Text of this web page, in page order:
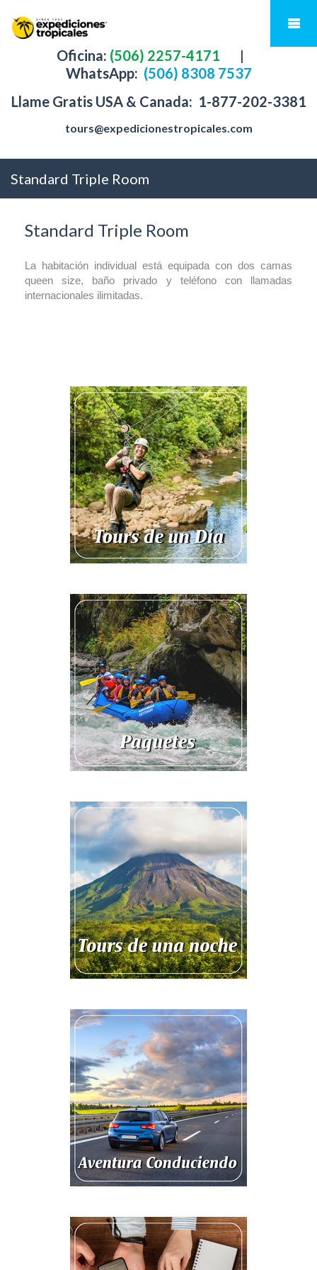
Oficina: (506) 2257-4171
|
WhatsApp: (506) 8308 7537
Llame Gratis USA & Canada: 1-877-202-3381
tours@expedicionestropicales.com
Standard Triple Room
Standard Triple Room
La habitación individual está equipada con dos camas
queen size, baño privado y teléfono con llamadas
internacionales ilimitadas.